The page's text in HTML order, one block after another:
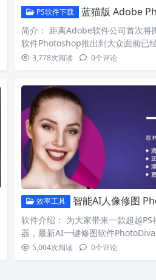
PS软件下载 蓝猫版 Adobe Photoshop 2024
简介： 距离Adobe软件公司首次将
软件Photoshop推出到大众面前已
3,778次阅读 0个评论
效率工具 智能AI人像修图 PhotoDiva
软件介绍： 为大家带来一款超越PS
器，最新AI一键修图软件
5,004次阅读 0个评论